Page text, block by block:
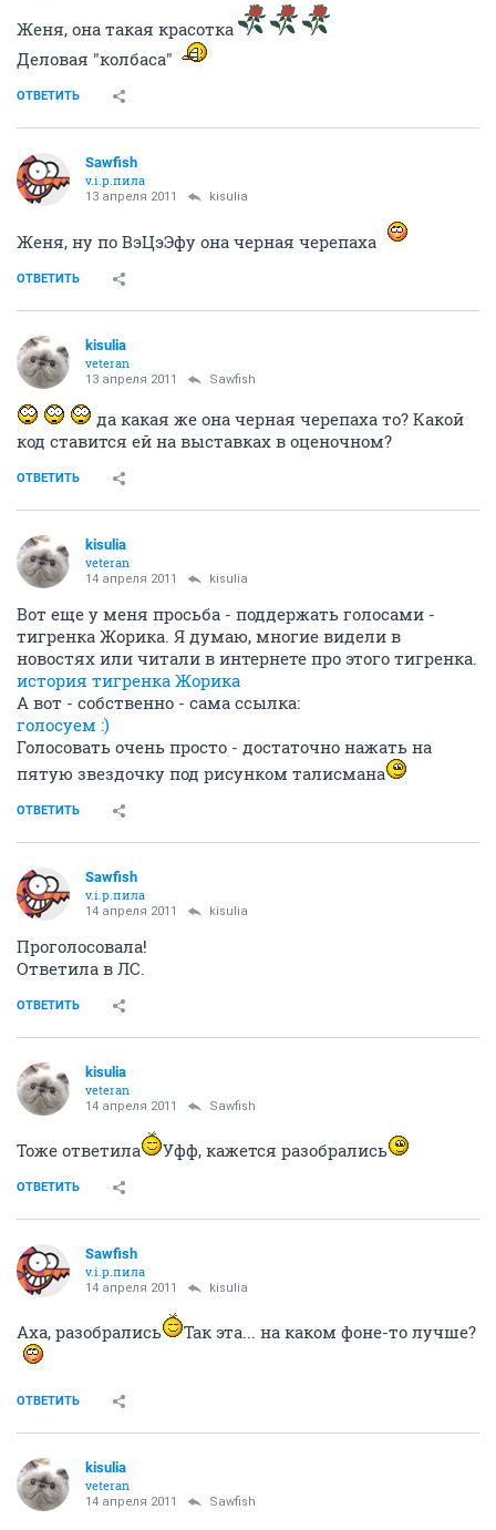
Женя, она такая красотка
Деловая "колбаса"
ОТВЕТИТЬ
Sawfish
v.i.p.пила
13 апреля 2011 kisulia
Женя, ну по ВэЦэЭфу она черная черепаха
ОТВЕТИТЬ
kisulia
veteran
13 апреля 2011 Sawfish
да какая же она черная черепаха то? Какой
код ставится ей на выставках в оценочном?
ОТВЕТИТЬ
kisulia
veteran
14 апреля 2011 kisulia
Вот еще у меня просьба - поддержать голосами -
тигренка Жорика. Я думаю, многие видели в
новостях или читали в интернете про этого тигренка.
история тигренка Жорика
А вот - собственно - сама ссылка:
голосуем :)
Голосовать очень просто - достаточно нажать на
пятую звездочку под рисунком талисмана
ОТВЕТИТЬ
Sawfish
v.i.p.пила
14 апреля 2011 kisulia
Проголосовала!
Ответила в ЛС.
ОТВЕТИТЬ
kisulia
veteran
14 апреля 2011 Sawfish
Тоже ответила Уфф, кажется разобрались
ОТВЕТИТЬ
Sawfish
v.i.p.пила
14 апреля 2011 kisulia
Аха, разобрались Так эта... на каком фоне-то лучше?
ОТВЕТИТЬ
kisulia
veteran
14 апреля 2011 Sawfish